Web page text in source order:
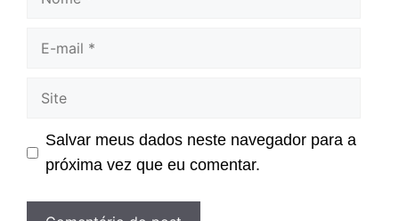
Site
Salvar meus dados neste navegador para a
próxima vez que eu comentar.